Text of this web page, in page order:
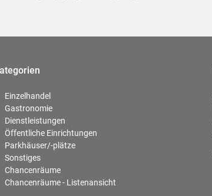
Einzelhandel
Gastronomie
Dienstleistungen
Öffentliche Einrichtungen
Parkhäuser/-plätze
Sonstiges
Chancenräume
Chancenräume - Listenansicht